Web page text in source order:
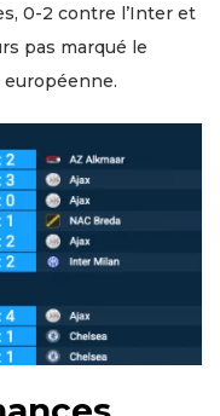
0-2 contre l’Inter et
pas marqué le